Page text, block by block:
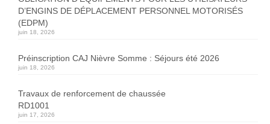
D’ENGINS DE DÉPLACEMENT PERSONNEL MOTORISÉS
(EDPM)
juin 18, 2026
Préinscription CAJ Nièvre Somme : Séjours été 2026
juin 18, 2026
Travaux de renforcement de chaussée
RD1001
juin 17, 2026